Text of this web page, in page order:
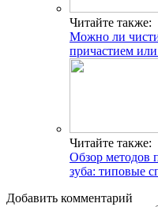
Читайте также:
Можно ли
причастием
Читайте также:
Обзор методов
зуба: типовые
Добавить комментарий